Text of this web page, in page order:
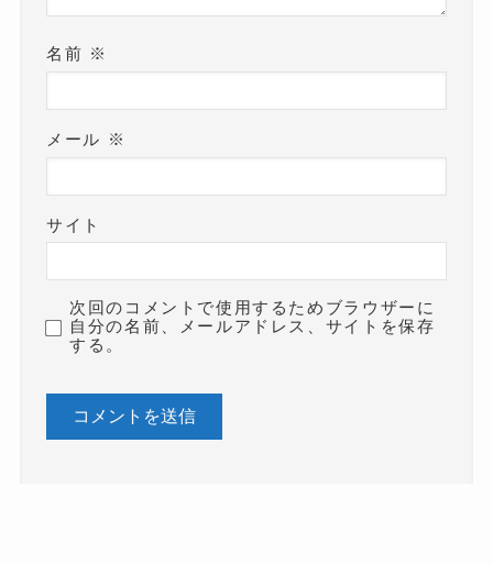
名前 ※
メール ※
サイト
次回のコメントで使用するためブラウザーに
自分の名前、メールアドレス、サイトを保存
する。